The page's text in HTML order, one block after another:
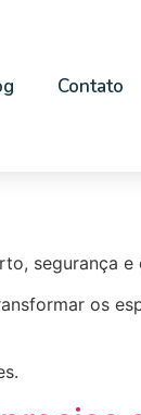
Contato
segurança
os